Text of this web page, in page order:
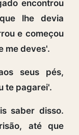
encontrou
lhe devia
e começou
me deves'.
seus pés,
te pagarei'.
saber disso.
até que